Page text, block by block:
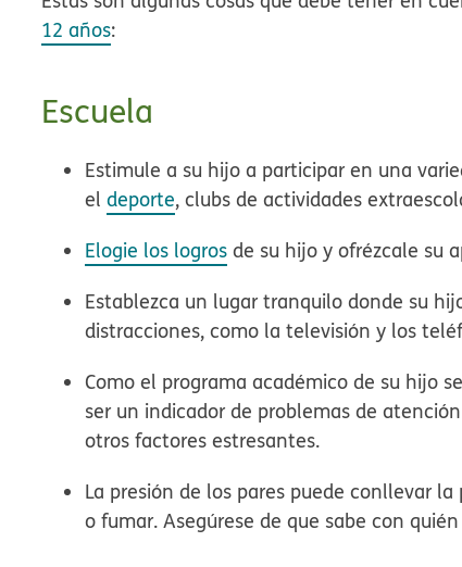
12 años:
Escuela
Estimule a su hijo a participar en una
eldeporte, clubs de actividades
Elogie los logros de su hijo y ofrézcale su
Establezca un lugar tranquilo donde su
distracciones, como la televisión y los
Como el programa académico de su hijo
ser un indicador de problemas de
otros factores estresantes.
La presión de los pares puede conllevar la
o fumar. Asegúrese de que sabe con